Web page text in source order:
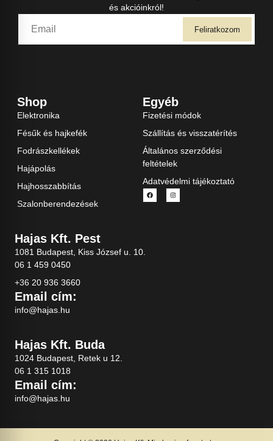
és akcióinkról!
Feliratkozom
Shop
Elektronika
Fésűk és hajkefék
Fodrászkellékek
Hajápolás
Hajhosszabbítás
Szalonberendezések
Egyéb
Fizetési módok
Szállítás és visszatérítés
Általános szerződési
feltételek
Adatvédelmi tájékoztató
Hajas Kft. Pest
1081 Budapest, Kiss József u. 10.
06 1 459 0450
+36 20 936 3660
Email cím:
info@hajas.hu
Hajas Kft. Buda
1024 Budapest, Retek u 12.
06 1 315 1018
Email cím:
info@hajas.hu